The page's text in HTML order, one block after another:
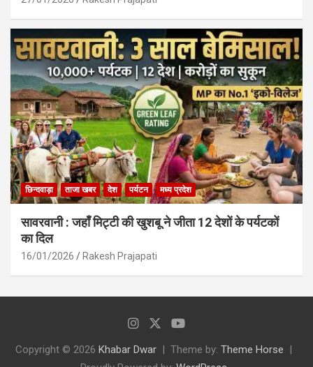
छिन्दवाड़ा ताजा खबर देश पर्यटन मध्य प्रदेश
सावरवानी : जहाँ मिट्टी की खुशबू ने जीता 12 देशों के पर्यटकों
का दिल
16/01/2026 Rakesh Prajapati
Copyright © 2026 Khabar Dwar Theme by: Theme Horse